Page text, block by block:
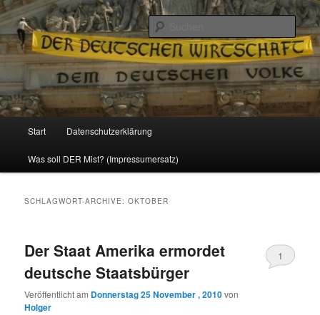
Reizzentrum
Politik, Wirtschaft, Soziales und Gesellschaft
Zum
Inhalt
Zum
sekundären
Start Datenschutzerklärung
Was soll DER Mist? (Impressumersatz)
SCHLAGWORT-ARCHIVE:OKTOBER
Der Staat Amerika ermordet
deutsche Staatsbürger
Veröffentlicht am Donnerstag 25 November , 2010von
Holger
1